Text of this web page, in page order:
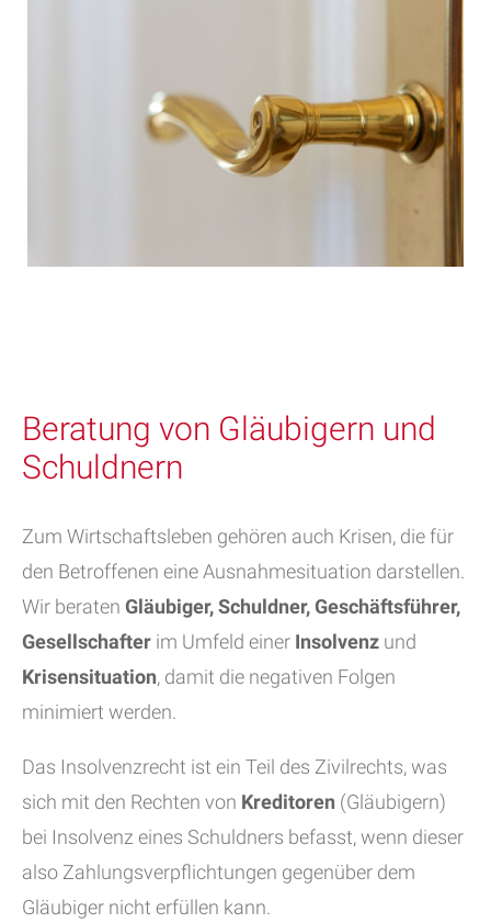
Beratung von Gläubigern und
Schuldnern
Zum Wirtschaftsleben gehören auch Krisen, die für
den Betroffenen eine Ausnahmesituation darstellen.
Wir beraten Gläubiger, Schuldner, Geschäftsführer,
Gesellschafter im Umfeld einer Insolvenz und
Krisensituation, damit die negativen Folgen
minimiert werden.
Das Insolvenzrecht ist ein Teil des Zivilrechts, was
sich mit den Rechten von Kreditoren (Gläubigern)
bei Insolvenz eines Schuldners befasst, wenn dieser
also Zahlungsverpflichtungen gegenüber dem
Gläubiger nicht erfüllen kann.